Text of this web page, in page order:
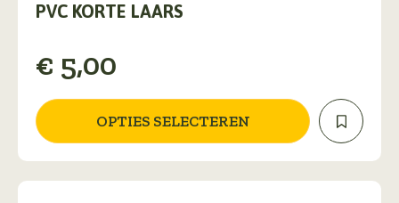
PVC KORTE LAARS
€ 5,00
OPTIES SELECTEREN
product
variaties.
Deze
kan
gekozen
worden
op